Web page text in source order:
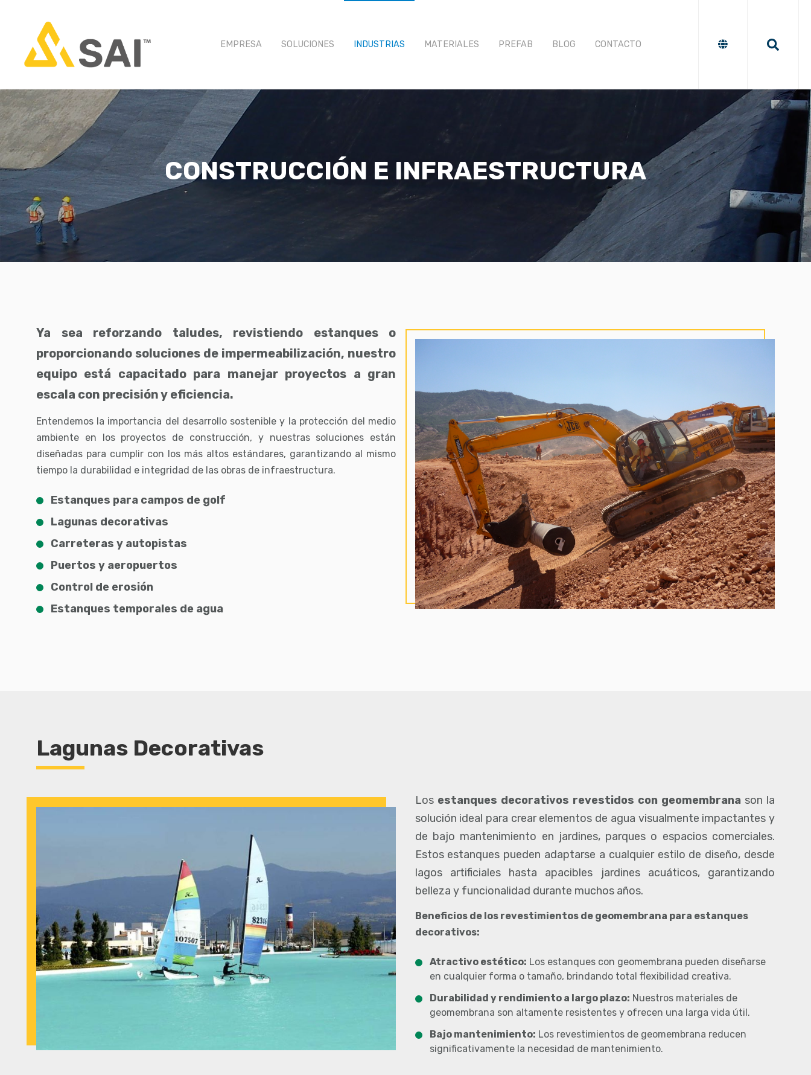
EMPRESA SOLUCIONES INDUSTRIAS MATERIALES PREFAB BLOG CONTACTO
CONSTRUCCIÓN E INFRAESTRUCTURA
Ya sea reforzando taludes, revistiendo estanques o
proporcionando soluciones de impermeabilización, nuestro
equipo está capacitado para manejar proyectos a gran
escala con precisión y eficiencia.
Entendemos la importancia del desarrollo sostenible y la protección del medio
ambiente en los proyectos de construcción, y nuestras soluciones están
diseñadas para cumplir con los más altos estándares, garantizando al mismo
tiempo la durabilidad e integridad de las obras de infraestructura.
Estanques para campos de golf
Lagunas decorativas
Carreteras y autopistas
Puertos y aeropuertos
Control de erosión
Estanques temporales de agua
Lagunas Decorativas
Los estanques decorativos revestidos con geomembrana son la
solución ideal para crear elementos de agua visualmente impactantes y
de bajo mantenimiento en jardines, parques o espacios comerciales.
Estos estanques pueden adaptarse a cualquier estilo de diseño, desde
lagos artificiales hasta apacibles jardines acuáticos, garantizando
belleza y funcionalidad durante muchos años.
Beneficios de los revestimientos de geomembrana para estanques
decorativos:
Atractivo estético: Los estanques con geomembrana pueden diseñarse
en cualquier forma o tamaño, brindando total flexibilidad creativa.
Durabilidad y rendimiento a largo plazo: Nuestros materiales de
geomembrana son altamente resistentes y ofrecen una larga vida útil.
Bajo mantenimiento: Los revestimientos de geomembrana reducen
significativamente la necesidad de mantenimiento.